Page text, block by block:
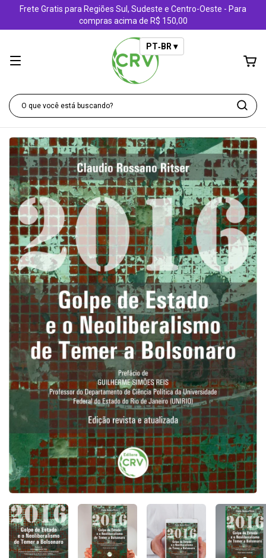
Frete Gratis para Regiões Sul, Sudeste e Centro-Oeste - Para
compras acima de R$ 150,00
PT‑BR ▾